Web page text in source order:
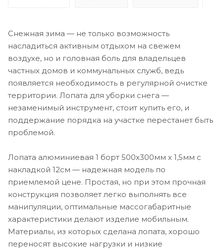
Снежная зима — не только возможность
насладиться активным отдыхом на свежем
воздухе, но и головная боль для владельцев
частных домов и коммунальных служб, ведь
появляется необходимость в регулярной очистке
территории. Лопата для уборки снега —
незаменимый инструмент, стоит купить его, и
поддержание порядка на участке перестанет быть
проблемой.
Лопата алюминиевая 1 борт 500х300мм х 1,5мм с
накладкой 12см — надежная модель по
приемлемой цене. Простая, но при этом прочная
конструкция позволяет легко выполнять все
манипуляции, оптимальные массогабаритные
характеристики делают изделие мобильным.
Материалы, из которых сделана лопата, хорошо
переносят высокие нагрузки и низкие